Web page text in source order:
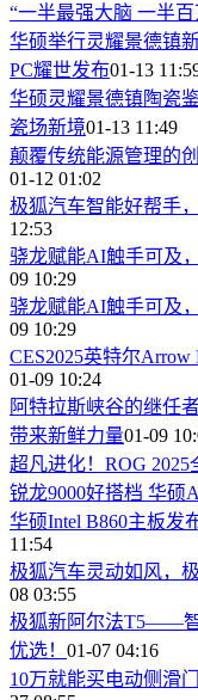
“一半最强大脑 一半
华硕举行灵耀景德镇
PC耀世发布01-13
华硕灵耀景德镇陶瓷
瓷场新境01-13 11:49
颠覆传统能源管理的
01-12 01:02
极狐汽车智能好帮手
12:53
骁龙赋能AI触手可及
09 10:29
骁龙赋能AI触手可及
09 10:29
CES2025英特尔
01-09 10:24
阿特拉斯峡谷的继任
带来新鲜力量01-09
超凡进化！ROG
锐龙9000好搭档 华硕
华硕Intel B860主板发
11:54
极狐汽车灵动如风，
08 03:55
极狐新阿尔法T5——
优选！ 01-07 04:16
​10万就能买电动侧滑